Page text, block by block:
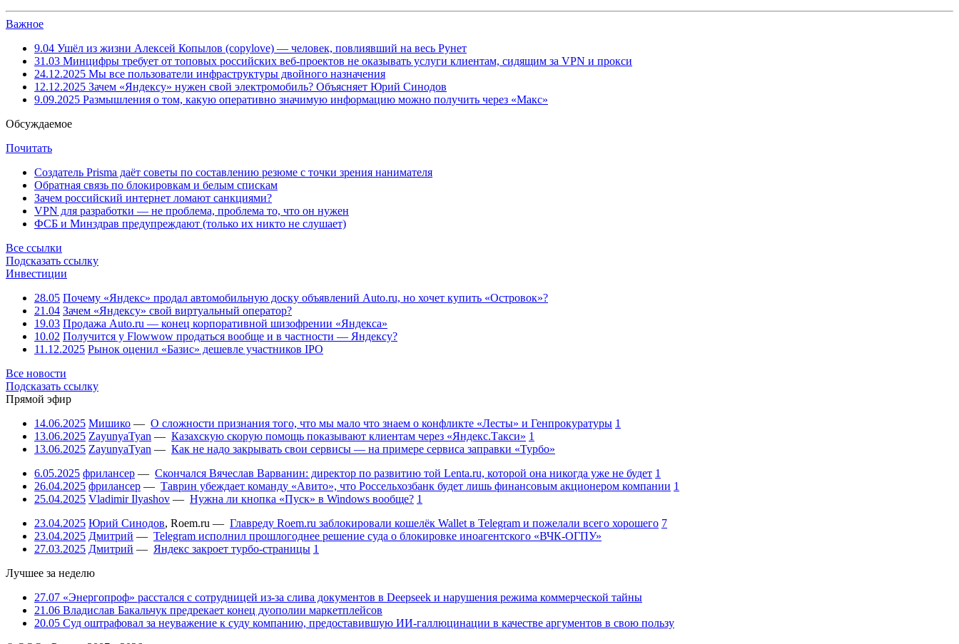
Важное
9.04 Ушёл из жизни Алексей Копылов (copylove) — человек, повлиявший на весь Рунет
31.03 Минцифры требует от топовых российских веб-проектов не оказывать услуги клиентам, сидящим за VPN и прокси
24.12.2025 Мы все пользователи инфраструктуры двойного назначения
12.12.2025 Зачем «Яндексу» нужен свой электромобиль? Объясняет Юрий Синодов
9.09.2025 Размышления о том, какую оперативно значимую информацию можно получить через «Макс»
Обсуждаемое
Почитать
Создатель Prisma даёт советы по составлению резюме с точки зрения нанимателя
Обратная связь по блокировкам и белым спискам
Зачем российский интернет ломают санкциями?
VPN для разработки — не проблема, проблема то, что он нужен
ФСБ и Минздрав предупреждают (только их никто не слушает)
Все ссылки
Подсказать ссылку
Инвестиции
28.05 Почему «Яндекс» продал автомобильную доску объявлений Auto.ru, но хочет купить «Островок»?
21.04 Зачем «Яндексу» свой виртуальный оператор?
19.03 Продажа Auto.ru — конец корпоративной шизофрении «Яндекса»
10.02 Получится у Flowwow продаться вообще и в частности — Яндексу?
11.12.2025 Рынок оценил «Базис» дешевле участников IPO
Все новости
Подсказать ссылку
Прямой эфир
14.06.2025 Мишико — О сложности признания того, что мы мало что знаем о конфликте «Лесты» и Генпрокуратуры 1
13.06.2025 ZayunyaTyan — Казахскую скорую помощь показывают клиентам через «Яндекс.Такси» 1
13.06.2025 ZayunyaTyan — Как не надо закрывать свои сервисы — на примере сервиса заправки «Турбо»
6.05.2025 фрилансер — Скончался Вячеслав Варванин: директор по развитию той Lenta.ru, которой она никогда уже не будет 1
26.04.2025 фрилансер — Таврин убеждает команду «Авито», что Россельхозбанк будет лишь финансовым акционером компании 1
25.04.2025 Vladimir Ilyashov — Нужна ли кнопка «Пуск» в Windows вообще? 1
23.04.2025 Юрий Синодов, Roem.ru — Главреду Roem.ru заблокировали кошелёк Wallet в Telegram и пожелали всего хорошего 7
23.04.2025 Дмитрий — Telegram исполнил прошлогоднее решение суда о блокировке иноагентского «ВЧК-ОГПУ»
27.03.2025 Дмитрий — Яндекс закроет турбо-страницы 1
Лучшее за неделю
27.07 «Энергопроф» расстался с сотрудницей из-за слива документов в Deepseek и нарушения режима коммерческой тайны
21.06 Владислав Бакальчук предрекает конец дуополии маркетплейсов
20.05 Суд оштрафовал за неуважение к суду компанию, предоставившую ИИ-галлюцинации в качестве аргументов в свою пользу